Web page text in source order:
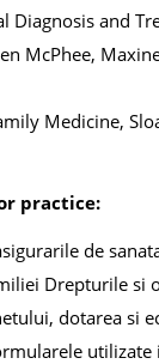
Diagnosis and
McPhee,
Medicine,
practice:
de
Drepturile si
dotarea si
utilizate